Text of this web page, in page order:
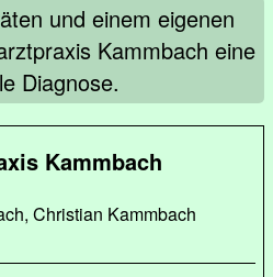
und einem eigenen
Kammbach eine
Diagnose.
Kammbach
Christian Kammbach